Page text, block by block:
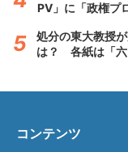
PV」に「政権プ
処分の東大教授
は？ 各紙は「六
コンテンツ